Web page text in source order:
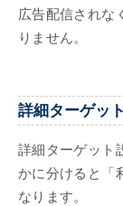
広告配信されな
りません。
詳細ターゲッ
詳細ターゲット
かに分けると「
なります。